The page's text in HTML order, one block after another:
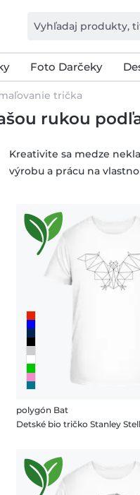
Foto Darčeky
trička
rukou
Kreativite sa medze
výrobu a prácu na
polygón Bat